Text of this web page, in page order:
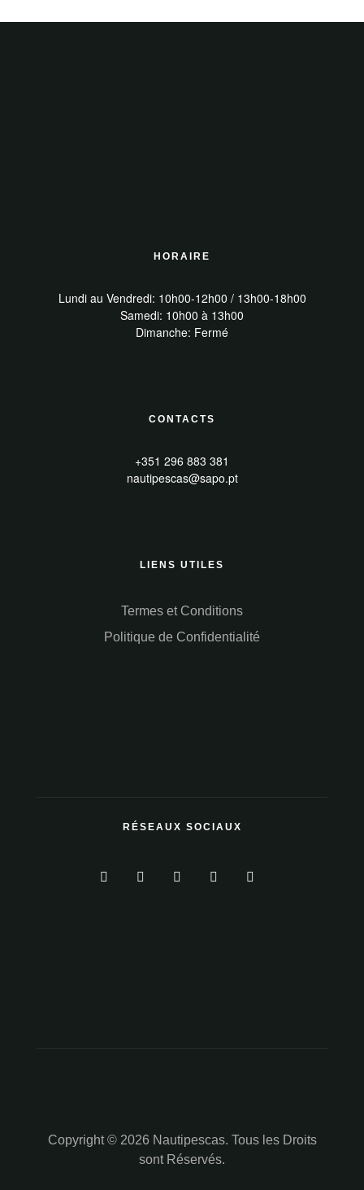
HORAIRE
Lundi au Vendredi: 10h00-12h00 / 13h00-18h00
Samedi: 10h00 à 13h00
Dimanche: Fermé
CONTACTS
+351 296 883 381
nautipescas@sapo.pt
LIENS UTILES
Termes et Conditions
Politique de Confidentialité
RÉSEAUX SOCIAUX
Copyright © 2026 Nautipescas. Tous les Droits
sont Réservés.